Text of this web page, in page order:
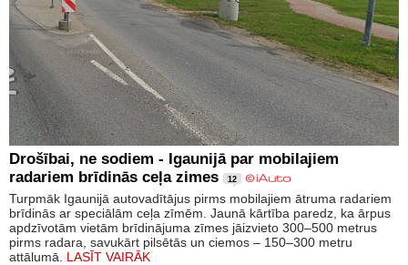
Drošībai, ne sodiem - Igaunijā par mobilajiem
radariem brīdinās ceļa zimes
12
Turpmāk Igaunijā autovadītājus pirms mobilajiem ātruma radariem
brīdinās ar speciālām ceļa zīmēm. Jaunā kārtība paredz, ka ārpus
apdzīvotām vietām brīdinājuma zīmes jāizvieto 300–500 metrus
pirms radara, savukārt pilsētās un ciemos – 150–300 metru
attālumā. LASĪT VAIRĀK